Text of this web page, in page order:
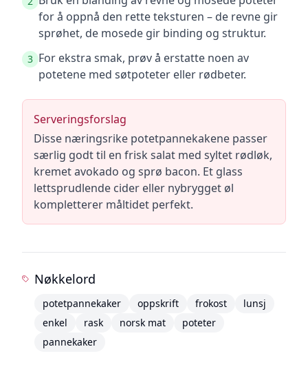
for å oppnå den rette teksturen – de revne gir
sprøhet, de mosede gir binding og struktur.
3 For ekstra smak, prøv å erstatte noen av
potetene med søtpoteter eller rødbeter.
Serveringsforslag
Disse næringsrike potetpannekakene passer
særlig godt til en frisk salat med syltet rødløk,
kremet avokado og sprø bacon. Et glass
lettsprudlende cider eller nybrygget øl
kompletterer måltidet perfekt.
Nøkkelord
potetpannekaker oppskrift frokost
lunsj
enkel
rask norsk mat
poteter
pannekaker